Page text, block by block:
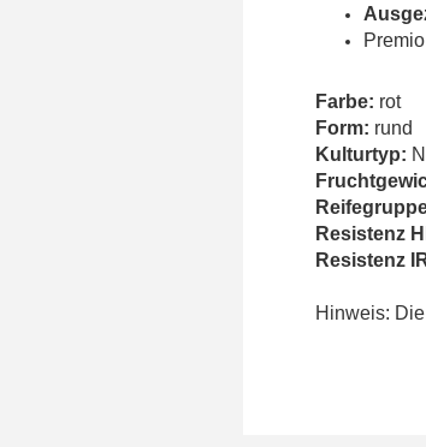
Farbe: rot
Form: rund
Kulturtyp:
Resistenz
Resistenz
Hinweis: